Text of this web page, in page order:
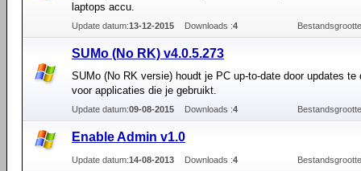
laptops accu.
Update datum:13-12-2015 Downloads :4
SUMo (No RK) v4.0.5.273
SUMo (No RK versie) houdt je PC up-to-date door updates te
voor applicaties die je gebruikt.
Update datum:09-08-2015 Downloads :4
Enable Admin v1.0
Update datum:14-08-2013 Downloads :4